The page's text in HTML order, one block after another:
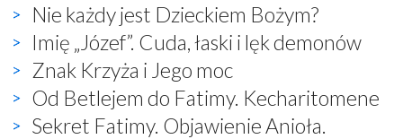
Nie każdy jest Dzieckiem Bożym?
Imię „Józef”. Cuda, łaski i lęk demonów
Znak Krzyża i Jego moc
Od Betlejem do Fatimy. Kecharitomene
Sekret Fatimy. Objawienie Anioła.